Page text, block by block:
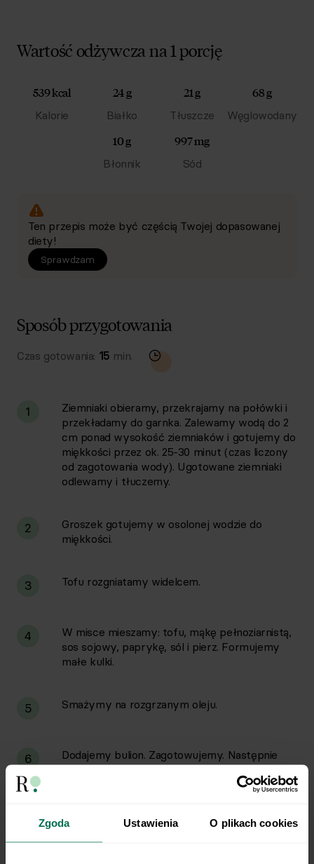
Zgoda Ustawienia O plikach cookies
Wartość odżywcza na 1 porcję
539 kcal
Kalorie
24 g
Białko
21 g
Tłuszcze
68 g
Węglowodany
10 g
Błonnik
997 mg
Sód
Ten przepis może być częścią Twojej dopasowanej
diety!
Sprawdzam
Sposób przygotowania
Czas gotowania: 15 min.
1
Ziemniaki obieramy, przekrajamy na połówki i
przekładamy do garnka. Zalewamy wodą do 2
cm ponad wysokość ziemniaków i gotujemy do
miękkości przez ok. 25-30 minut (czas liczony
od zagotowania wody). Ugotowane ziemniaki
odlewamy i tłuczemy.
2
Groszek gotujemy w osolonej wodzie do
miękkości.
3 Tofu rozgniatamy widelcem.
4
W misce mieszamy: tofu, mąkę pełnoziarnistą,
sos sojowy, paprykę, sól i pierz. Formujemy
małe kulki.
5 Smażymy na rozgrzanym oleju.
6
Dodajemy bulion. Zagotowujemy. Następnie
dodajemy 2 łyżki bulionu do śmietany,
dokładnie mieszamy i wlewamy do sosu.